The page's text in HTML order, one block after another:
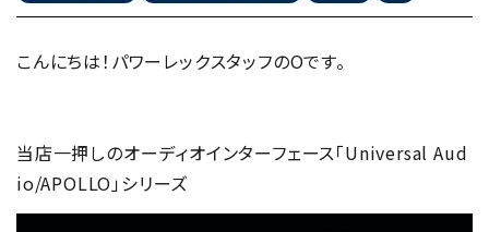
こんにちは！パワーレックスタッフのOです。
当店一押しのオーディオインターフェース「Universal Aud
io/APOLLO」シリーズ